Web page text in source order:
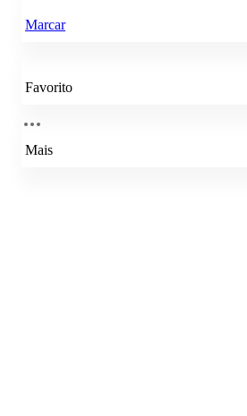
Marcar
Favorito
Mais